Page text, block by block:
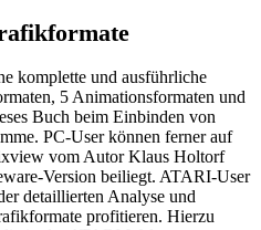
komplette und ausführliche
5 Animationsformaten und
Buch beim Einbinden von
PC-User können ferner auf
vom Autor Klaus Holtorf
Version beiliegt. ATARI-User
detaillierten Analyse und
profitieren. Hierzu